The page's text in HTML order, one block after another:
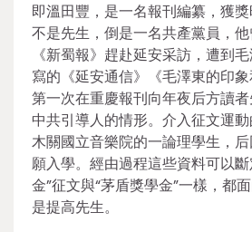
即溫田豐，是一名報刊編纂，獲
不是先生，倒是一名共產黨員，
《新蜀報》趕赴延安采訪，遭到
寫的《延安通信》《毛澤東的印象
第一次在重慶報刊向年夜后方讀
中共引導人的情形。介入征文運
木關國立音樂院的一論理學生，
願入學。經由過程這些資料可以
金”征文與“茅盾獎學金”一樣，都
是提高先生。